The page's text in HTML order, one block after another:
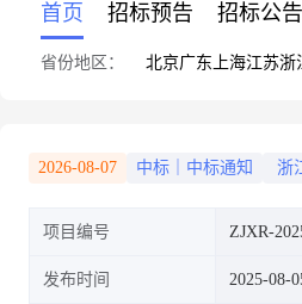
的中标结
首页 招标预告 招标公告
省份地区： 北京广东 上海江苏浙
2026-08-07 中标｜中标通知 浙
项目编号 ZJXR-
发布时间 2025-08-